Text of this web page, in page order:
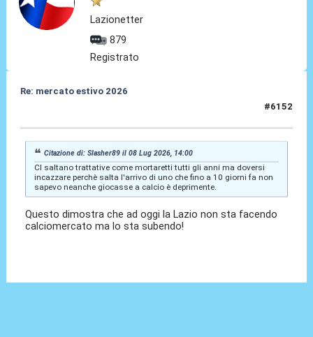
Lazionetter
879
Registrato
Re: mercato estivo 2026
#6152
Citazione di: Slasher89 il 08 Lug 2026, 14:00
CI saltano trattative come mortaretti tutti gli anni ma doversi
incazzare perchè salta l'arrivo di uno che fino a 10 giorni fa non
sapevo neanche giocasse a calcio è deprimente.
Questo dimostra che ad oggi la Lazio non sta facendo
calciomercato ma lo sta subendo!